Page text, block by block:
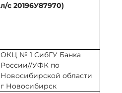
л/с 20196У87970)
ОКЦ № 1 СибГУ Банка
России//УФК по
Новосибирской области
г Новосибирск